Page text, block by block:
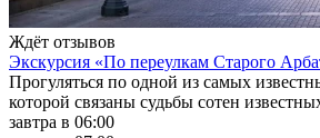
Ждёт отзывов
Экскурсия «По переулкам Старого
Прогуляться по одной из самых
которой связаны судьбы сотен
завтра в 06:00